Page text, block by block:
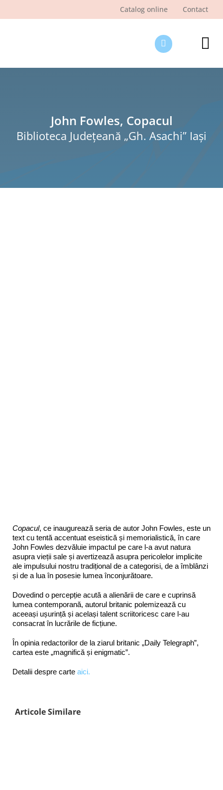
Catalog online Contact
John Fowles, Copacul
Biblioteca Judeţeană „Gh. Asachi” Iaşi
Copacul, ce inaugurează seria de autor John Fowles, este un
text cu tentă accentuat eseistică și memorialistică, în care
John Fowles dezvăluie impactul pe care l-a avut natura
asupra vieții sale și avertizează asupra pericolelor implicite
ale impulsului nostru tradițional de a categorisi, de a îmblânzi
și de a lua în posesie lumea înconjurătoare.
Dovedind o percepție acută a alienării de care e cuprinsă
lumea contemporană, autorul britanic polemizează cu
aceeași ușurință și același talent scriitoricesc care l-au
consacrat în lucrările de ficțiune.
În opinia redactorilor de la ziarul britanic „Daily Telegraph”,
cartea este „magnifică și enigmatic”.
Detalii despre carte aici.
Articole Similare